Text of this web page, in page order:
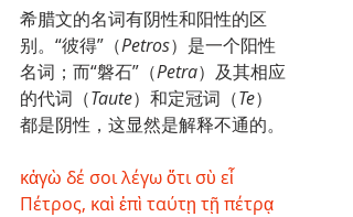
希腊文的名词有阴性和阳性的区
别。“彼得”（Petros）是一个阳性
名词；而“磐石”（Petra）及其相应
的代词（Taute）和定冠词（Te）
都是阴性，这显然是解释不通的。
κἀγὼ δέ σοι λέγω ὅτι σὺ εἶ
Πέτρος, καὶ ἐπὶ ταύτῃ τῇ πέτρᾳ